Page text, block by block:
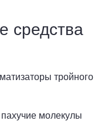
средства
тройного
молекулы